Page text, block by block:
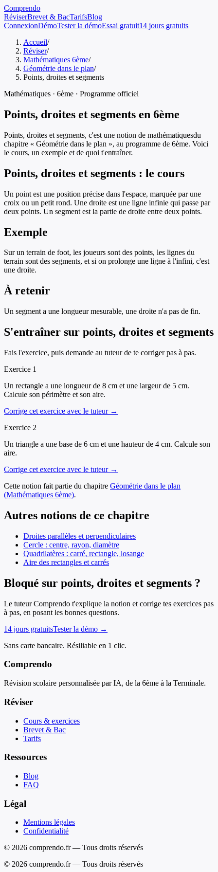
Comprendo
RéviserBrevet & BacTarifsBlog
ConnexionDémoTester la démoEssai gratuit14 jours gratuits
Accueil/
Réviser/
Mathématiques 6ème/
Géométrie dans le plan/
Points, droites et segments
Mathématiques · 6ème · Programme officiel
Points, droites et segments en 6ème
Points, droites et segments, c'est une notion de mathématiquesdu
chapitre « Géométrie dans le plan », au programme de 6ème. Voici
le cours, un exemple et de quoi t'entraîner.
Points, droites et segments : le cours
Un point est une position précise dans l'espace, marquée par une
croix ou un petit rond. Une droite est une ligne infinie qui passe par
deux points. Un segment est la partie de droite entre deux points.
Exemple
Sur un terrain de foot, les joueurs sont des points, les lignes du
terrain sont des segments, et si on prolonge une ligne à l'infini, c'est
une droite.
À retenir
Un segment a une longueur mesurable, une droite n'a pas de fin.
S'entraîner sur points, droites et segments
Fais l'exercice, puis demande au tuteur de te corriger pas à pas.
Exercice 1
Un rectangle a une longueur de 8 cm et une largeur de 5 cm.
Calcule son périmètre et son aire.
Corrige cet exercice avec le tuteur →
Exercice 2
Un triangle a une base de 6 cm et une hauteur de 4 cm. Calcule son
aire.
Corrige cet exercice avec le tuteur →
Cette notion fait partie du chapitre Géométrie dans le plan
(Mathématiques 6ème).
Autres notions de ce chapitre
Droites parallèles et perpendiculaires
Cercle : centre, rayon, diamètre
Quadrilatères : carré, rectangle, losange
Aire des rectangles et carrés
Bloqué sur points, droites et segments ?
Le tuteur Comprendo t'explique la notion et corrige tes exercices pas
à pas, en posant les bonnes questions.
14 jours gratuitsTester la démo →
Sans carte bancaire. Résiliable en 1 clic.
Comprendo
Révision scolaire personnalisée par IA, de la 6ème à la Terminale.
Réviser
Cours & exercices
Brevet & Bac
Tarifs
Ressources
Blog
FAQ
Légal
Mentions légales
Confidentialité
© 2026 comprendo.fr — Tous droits réservés
© 2026 comprendo.fr — Tous droits réservés